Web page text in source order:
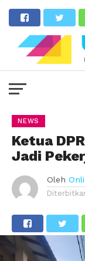
NEWS
Ketua
Jadi
Oleh